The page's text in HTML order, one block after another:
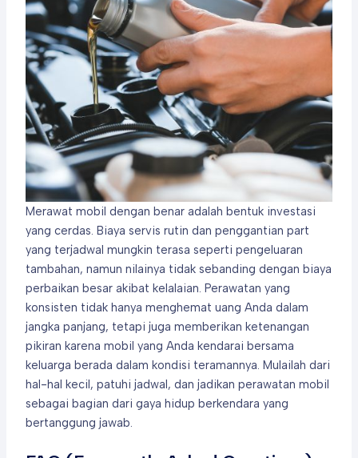
Merawat mobil dengan benar adalah bentuk investasi
yang cerdas. Biaya servis rutin dan penggantian part
yang terjadwal mungkin terasa seperti pengeluaran
tambahan, namun nilainya tidak sebanding dengan biaya
perbaikan besar akibat kelalaian. Perawatan yang
konsisten tidak hanya menghemat uang Anda dalam
jangka panjang, tetapi juga memberikan ketenangan
pikiran karena mobil yang Anda kendarai bersama
keluarga berada dalam kondisi teramannya. Mulailah dari
hal-hal kecil, patuhi jadwal, dan jadikan perawatan mobil
sebagai bagian dari gaya hidup berkendara yang
bertanggung jawab.